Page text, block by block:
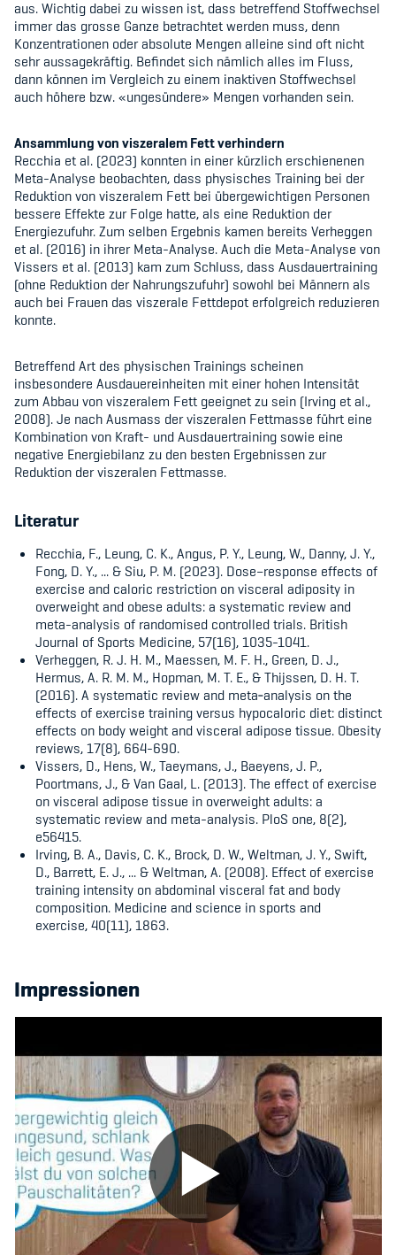
aus. Wichtig dabei zu wissen ist, dass betreffend Stoffwechsel
immer das grosse Ganze betrachtet werden muss, denn
Konzentrationen oder absolute Mengen alleine sind oft nicht
sehr aussagekräftig. Befindet sich nämlich alles im Fluss,
dann können im Vergleich zu einem inaktiven Stoffwechsel
auch höhere bzw. «ungesündere» Mengen vorhanden sein.
Ansammlung von viszeralem Fett verhindern
Recchia et al. (2023) konnten in einer kürzlich erschienenen
Meta-Analyse beobachten, dass physisches Training bei der
Reduktion von viszeralem Fett bei übergewichtigen Personen
bessere Effekte zur Folge hatte, als eine Reduktion der
Energiezufuhr. Zum selben Ergebnis kamen bereits Verheggen
et al. (2016) in ihrer Meta-Analyse. Auch die Meta-Analyse von
Vissers et al. (2013) kam zum Schluss, dass Ausdauertraining
(ohne Reduktion der Nahrungszufuhr) sowohl bei Männern als
auch bei Frauen das viszerale Fettdepot erfolgreich reduzieren
konnte.
Betreffend Art des physischen Trainings scheinen
insbesondere Ausdauereinheiten mit einer hohen Intensität
zum Abbau von viszeralem Fett geeignet zu sein (Irving et al.,
2008). Je nach Ausmass der viszeralen Fettmasse führt eine
Kombination von Kraft- und Ausdauertraining sowie eine
negative Energiebilanz zu den besten Ergebnissen zur
Reduktion der viszeralen Fettmasse.
Literatur
Recchia, F., Leung, C. K., Angus, P. Y., Leung, W., Danny, J. Y.,
Fong, D. Y., ... & Siu, P. M. (2023). Dose–response effects of
exercise and caloric restriction on visceral adiposity in
overweight and obese adults: a systematic review and
meta-analysis of randomised controlled trials. British
Journal of Sports Medicine, 57(16), 1035-1041.
Verheggen, R. J. H. M., Maessen, M. F. H., Green, D. J.,
Hermus, A. R. M. M., Hopman, M. T. E., & Thijssen, D. H. T.
(2016).A systematic review and meta‐analysis on the
effects of exercise training versus hypocaloric diet: distinct
effects on body weight and visceral adipose tissue. Obesity
reviews,17(8), 664-690.
Vissers, D., Hens, W., Taeymans, J., Baeyens, J. P.,
Poortmans, J., & Van Gaal, L. (2013). The effect of exercise
on visceral adipose tissue in overweight adults: a
systematic review and meta-analysis. PloS one, 8(2),
e56415.
Irving, B. A., Davis, C. K., Brock, D. W., Weltman, J. Y., Swift,
D., Barrett, E. J., ... & Weltman, A. (2008). Effect of exercise
training intensity on abdominal visceral fat and body
composition. Medicine and science in sports and
exercise,40(11), 1863.
Impressionen